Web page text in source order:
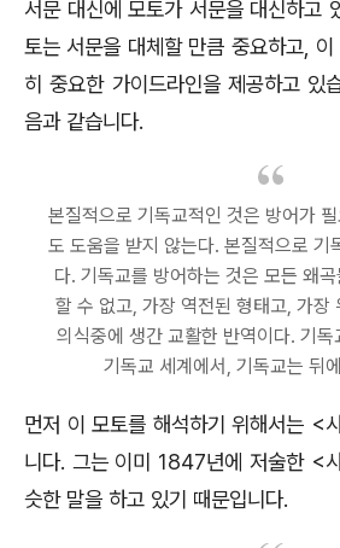
서문 대신에 모토가 서문을 대신하고
토는 서문을 대체할 만큼 중요하고,
히 중요한 가이드라인을 제공하고 있
음과 같습니다.
본질적으로 기독교적인 것은 방어가
도 도움을 받지 않는다. 본질적으로 기
다. 기독교를 방어하는 것은 모든 왜
할 수 없고, 가장 역전된 형태고, 가장
의식중에 생간 교활한 반역이다. 기
기독교 세계에서, 기독교는 뒤
먼저 이 모토를 해석하기 위해서는 <
니다. 그는 이미 1847년에 저술한 <
슷한 말을 하고 있기 때문입니다.